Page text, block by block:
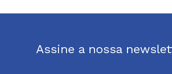
Assine a nossa